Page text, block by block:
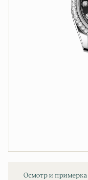
Осмотр и примерка